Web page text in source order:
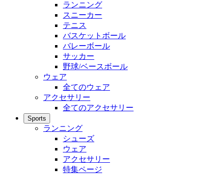
ランニング
スニーカー
テニス
バスケットボール
バレーボール
サッカー
野球/ベースボール
ウェア
全てのウェア
アクセサリー
全てのアクセサリー
Sports
ランニング
シューズ
ウェア
アクセサリー
特集ページ